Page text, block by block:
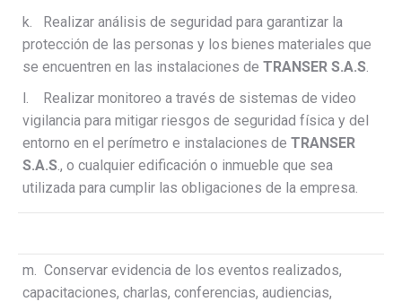
k. Realizar análisis de seguridad para garantizar la
protección de las personas y los bienes materiales que
se encuentren en las instalaciones de TRANSER S.A.S.
l. Realizar monitoreo a través de sistemas de video
vigilancia para mitigar riesgos de seguridad física y del
entorno en el perímetro e instalaciones de TRANSER
S.A.S., o cualquier edificación o inmueble que sea
utilizada para cumplir las obligaciones de la empresa.
m. Conservar evidencia de los eventos realizados,
capacitaciones, charlas, conferencias, audiencias,